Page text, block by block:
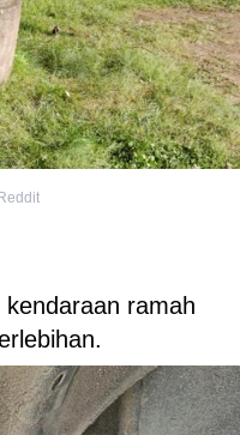
ramah